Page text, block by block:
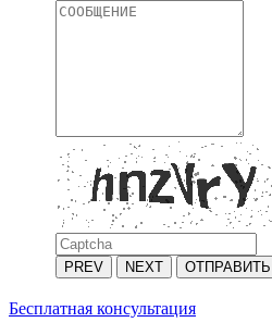
PREV NEXT ОТПРАВИТЬ
Бесплатная консультация